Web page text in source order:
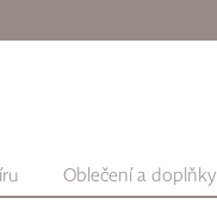
Oblečení a doplňky